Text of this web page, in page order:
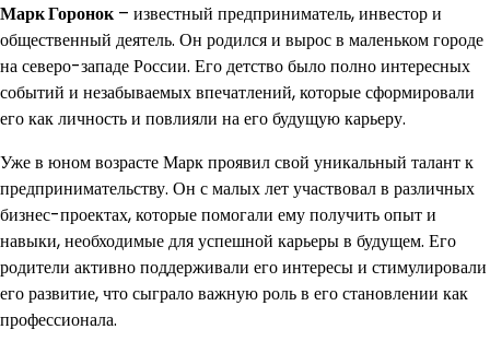
Марк Горонок– известный предприниматель, инвестор и
общественный деятель. Он родился и вырос в маленьком городе
на северо-западе России. Его детство было полно интересных
событий и незабываемых впечатлений, которые сформировали
его как личность и повлияли на его будущую карьеру.
Уже в юном возрасте Марк проявил свой уникальный талант к
предпринимательству. Он с малых лет участвовал в различных
бизнес-проектах, которые помогали ему получить опыт и
навыки, необходимые для успешной карьеры в будущем. Его
родители активно поддерживали его интересы и стимулировали
его развитие, что сыграло важную роль в его становлении как
профессионала.